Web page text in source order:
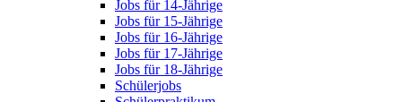
Jobs für 14-Jährige
Jobs für 15-Jährige
Jobs für 16-Jährige
Jobs für 17-Jährige
Jobs für 18-Jährige
Schülerjobs